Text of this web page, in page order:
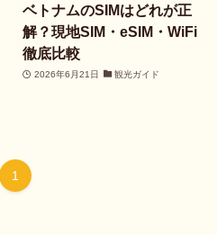
ベトナムのSIMはどれが正
解？現地SIM・eSIM・WiFi
徹底比較
2026年6月21日 観光ガイド
1